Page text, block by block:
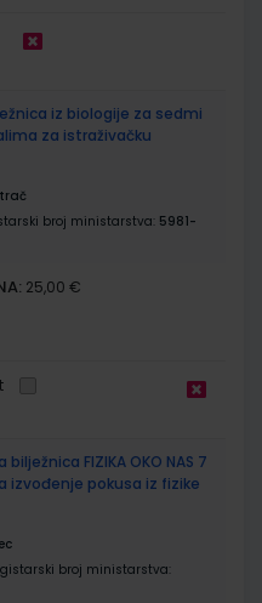
iz biologije za sedmi
za istraživačku
broj ministarstva: 5981-
25,00 €
bilježnica FIZIKA OKO NAS 7
izvođenje pokusa iz fizike
broj ministarstva: